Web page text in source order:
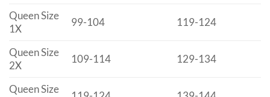
Queen Size
1X
99-104 119-124
Queen Size
2X
109-114 129-134
Queen Size